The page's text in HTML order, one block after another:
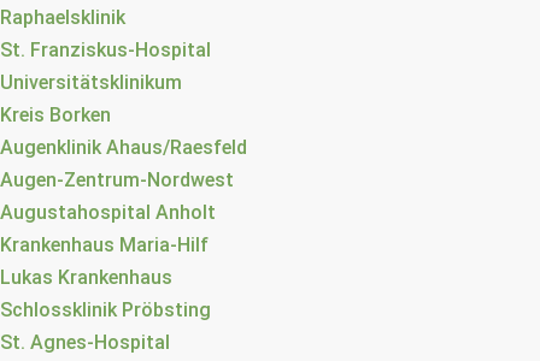
Raphaelsklinik
St. Franziskus-Hospital
Universitätsklinikum
Kreis Borken
Augenklinik Ahaus/Raesfeld
Augen-Zentrum-Nordwest
Augustahospital Anholt
Krankenhaus Maria-Hilf
Lukas Krankenhaus
Schlossklinik Pröbsting
St. Agnes-Hospital